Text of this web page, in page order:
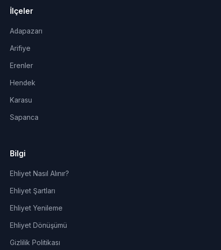
İlçeler
Adapazarı
Arifiye
Erenler
Hendek
Karasu
Sapanca
Bilgi
Ehliyet Nasıl Alınır?
Ehliyet Şartları
Ehliyet Yenileme
Ehliyet Dönüşümü
Gizlilik Politikası